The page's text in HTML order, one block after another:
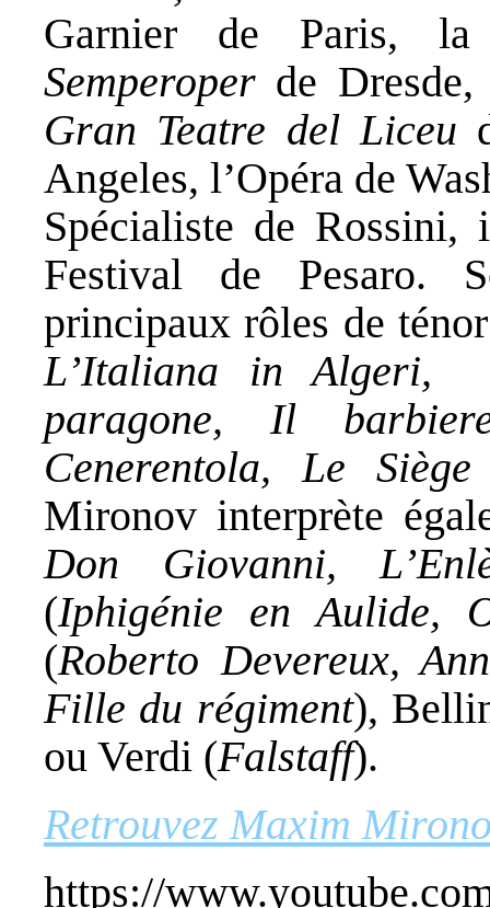
Garnier de Paris,
Semperoper de
Gran Teatre del Liceu
Angeles, l’Opéra de
Spécialiste de
Festival de Pesaro.
principaux rôles de
L’Italiana in Algeri,
paragone, Il
Cenerentola, Le
Mironov interprète
Don Giovanni,
(Iphigénie en Aulide,
(Roberto Devereux,
Fille du régiment),
ou Verdi (Falstaff).
Retrouvez Maxim
https://